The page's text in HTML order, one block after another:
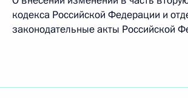
кодекса Российской Федерации и
законодательные акты Российской